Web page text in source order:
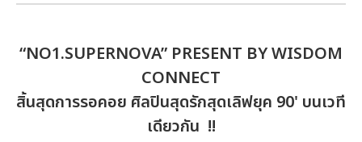
“NO1.SUPERNOVA” PRESENT BY WISDOM
CONNECT
สิ้นสุดการรอคอย ศิลปินสุดรักสุดเลิฟยุค 90' บนเวที
เดียวกัน !!